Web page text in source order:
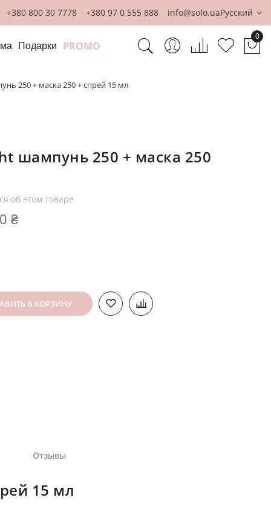
+380 800 30 7778 +380 97 0 555 888 info@solo.uaРусский
Подарки PROMO
0
250 + маска 250 + спрей 15 мл
шампунь 250 + маска 250
об этом товаре
₴
В КОРЗИНУ
15 мл
Отзывы